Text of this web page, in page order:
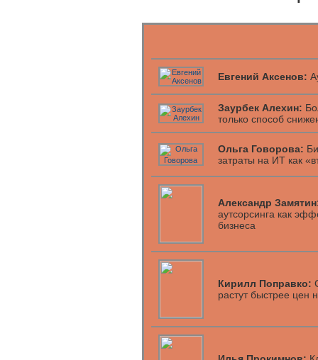
Евгений Аксенов:
Заурбек Алехин:
только способ
Ольга Говорова:
затраты на ИТ как
Александр
аутсорсинга как
бизнеса
Кирилл Поправко:
растут быстрее цен